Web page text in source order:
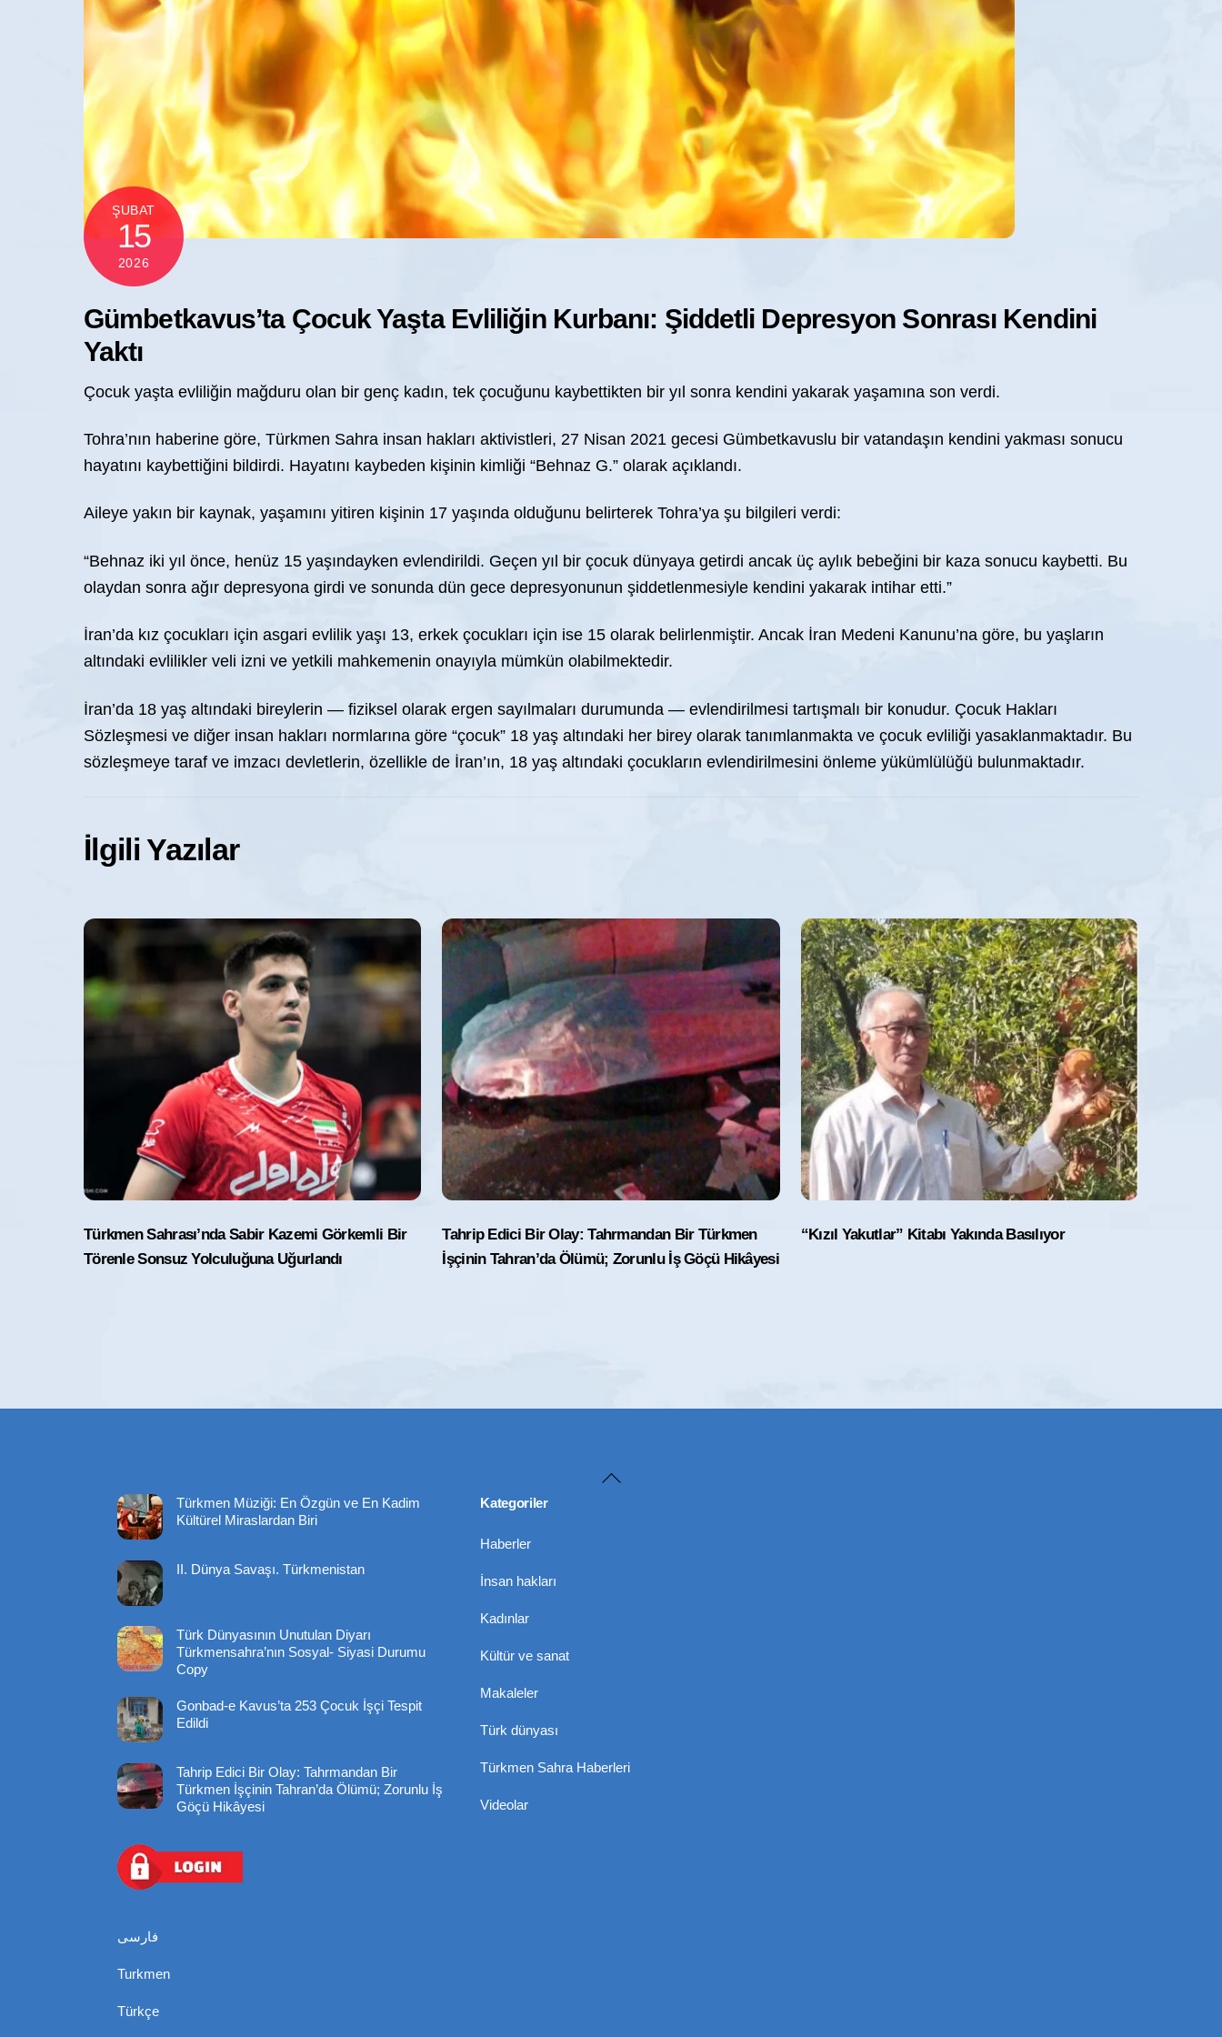
ŞUBAT
15
2026
Gümbetkavus’ta Çocuk Yaşta Evliliğin Kurbanı: Şiddetli Depresyon Sonrası Kendini
Yaktı
Çocuk yaşta evliliğin mağduru olan bir genç kadın, tek çocuğunu kaybettikten bir yıl sonra kendini yakarak yaşamına son verdi.
Tohra’nın haberine göre, Türkmen Sahra insan hakları aktivistleri, 27 Nisan 2021 gecesi Gümbetkavuslu bir vatandaşın kendini yakması sonucu
hayatını kaybettiğini bildirdi. Hayatını kaybeden kişinin kimliği “Behnaz G.” olarak açıklandı.
Aileye yakın bir kaynak, yaşamını yitiren kişinin 17 yaşında olduğunu belirterek Tohra’ya şu bilgileri verdi:
“Behnaz iki yıl önce, henüz 15 yaşındayken evlendirildi. Geçen yıl bir çocuk dünyaya getirdi ancak üç aylık bebeğini bir kaza sonucu kaybetti. Bu
olaydan sonra ağır depresyona girdi ve sonunda dün gece depresyonunun şiddetlenmesiyle kendini yakarak intihar etti.”
İran’da kız çocukları için asgari evlilik yaşı 13, erkek çocukları için ise 15 olarak belirlenmiştir. Ancak İran Medeni Kanunu’na göre, bu yaşların
altındaki evlilikler veli izni ve yetkili mahkemenin onayıyla mümkün olabilmektedir.
İran’da 18 yaş altındaki bireylerin — fiziksel olarak ergen sayılmaları durumunda — evlendirilmesi tartışmalı bir konudur. Çocuk Hakları
Sözleşmesi ve diğer insan hakları normlarına göre “çocuk” 18 yaş altındaki her birey olarak tanımlanmakta ve çocuk evliliği yasaklanmaktadır. Bu
sözleşmeye taraf ve imzacı devletlerin, özellikle de İran’ın, 18 yaş altındaki çocukların evlendirilmesini önleme yükümlülüğü bulunmaktadır.
İlgili Yazılar
Türkmen Sahrası’nda Sabir Kazemi Görkemli Bir
Törenle Sonsuz Yolculuğuna Uğurlandı
Tahrip Edici Bir Olay: Tahrmandan Bir Türkmen
İşçinin Tahran’da Ölümü; Zorunlu İş Göçü Hikâyesi
“Kızıl Yakutlar” Kitabı Yakında Basılıyor
Back
Türkmen Müziği: En Özgün ve En Kadim
Kültürel Miraslardan Biri
II. Dünya Savaşı. Türkmenistan
Türk Dünyasının Unutulan Diyarı
Türkmensahra’nın Sosyal- Siyasi Durumu
Copy
Gonbad-e Kavus’ta 253 Çocuk İşçi Tespit
Edildi
Tahrip Edici Bir Olay: Tahrmandan Bir
Türkmen İşçinin Tahran’da Ölümü; Zorunlu İş
Göçü Hikâyesi
Kategoriler
Haberler
İnsan hakları
Kadınlar
Kültür ve sanat
Makaleler
Türk dünyası
Türkmen Sahra Haberleri
Videolar
فارسی
Turkmen
Türkçe